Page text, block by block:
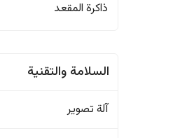
ذاكرة المقعد
السلامة والتقنية
آلة تصوير